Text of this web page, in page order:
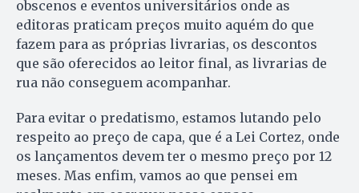
obscenos e eventos universitários onde as
editoras praticam preços muito aquém do que
fazem para as próprias livrarias, os descontos
que são oferecidos ao leitor final, as livrarias de
rua não conseguem acompanhar.
Para evitar o predatismo, estamos lutando pelo
respeito ao preço de capa, que é a Lei Cortez, onde
os lançamentos devem ter o mesmo preço por 12
meses. Mas enfim, vamos ao que pensei em